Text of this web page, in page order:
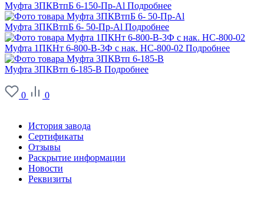
Муфта 3ПКВтпБ 6-150-Пр-Al Подробнее
Муфта 3ПКВтпБ 6- 50-Пр-Al Подробнее
Муфта 1ПКНт 6-800-В-3Ф с нак. НС-800-02 Подробнее
Муфта 3ПКВтп 6-185-В Подробнее
0
0
История завода
Сертификаты
Отзывы
Раскрытие информации
Новости
Реквизиты